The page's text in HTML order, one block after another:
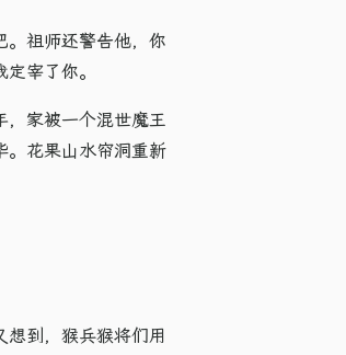
。祖师还警告他，你
宰了你。
，家被一个混世魔王
。花果山水帘洞重新
想到，猴兵猴将们用